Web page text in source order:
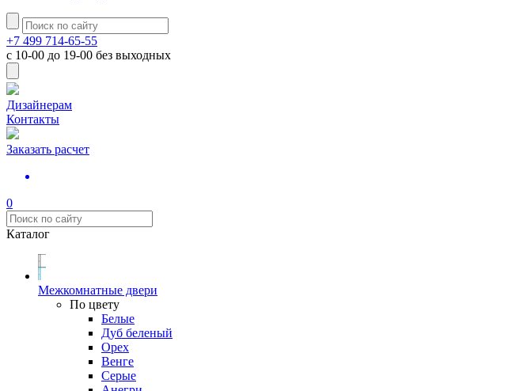
+7 499 714-65-55
с 10-00 до 19-00 без выходных
Дизайнерам
Контакты
Заказать расчет
0
Каталог
Межкомнатные двери
По цвету
Белые
Дуб беленый
Орех
Венге
Серые